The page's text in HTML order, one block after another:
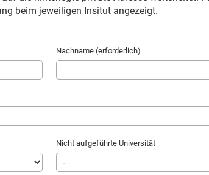
beim jeweiligen Insitut angezeigt.
Nachname (erforderlich)
Nicht aufgeführte Universität